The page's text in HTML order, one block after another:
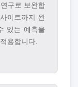
구로 보완합
이트까지 완
있는 예측을
용합니다.